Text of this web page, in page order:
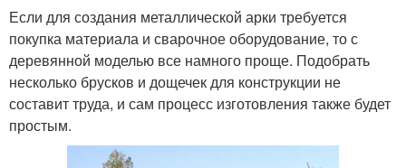
Если для создания металлической арки требуется
покупка материала и сварочное оборудование, то с
деревянной моделью все намного проще. Подобрать
несколько брусков и дощечек для конструкции не
составит труда, и сам процесс изготовления также будет
простым.